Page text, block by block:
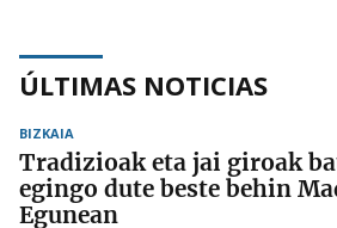
ÚLTIMAS NOTICIAS
BIZKAIA
Tradizioak eta jai giroak
egingo dute beste behin
Egunean